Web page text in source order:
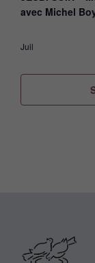
avec Michel
Juil